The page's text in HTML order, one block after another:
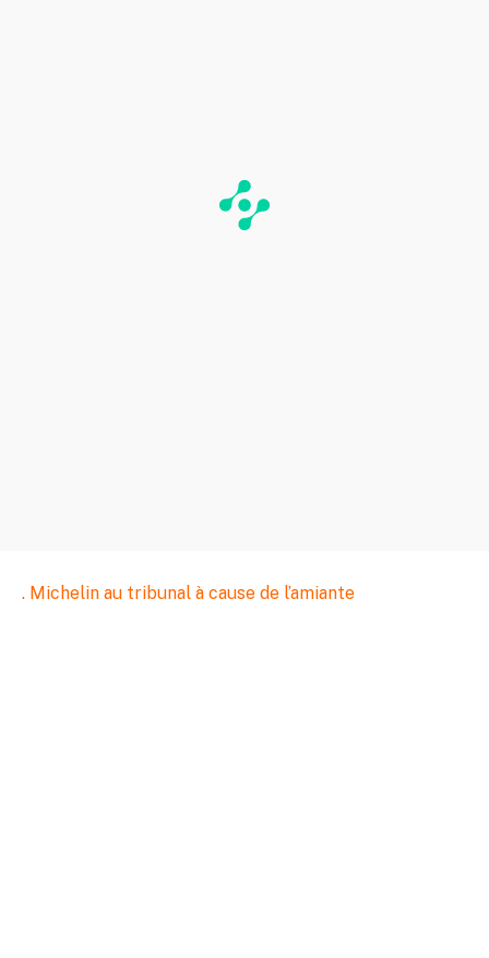
. Michelin au tribunal à cause de l’amiante